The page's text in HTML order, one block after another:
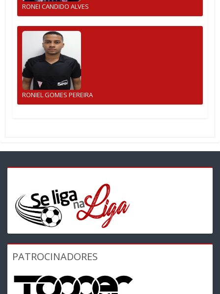
RONEI CANDIDO ALVES
RONIEL GOMES PEREIRA
PATROCINADORES